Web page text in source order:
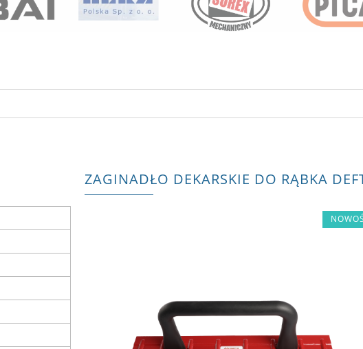
ZAGINADŁO DEKARSKIE DO RĄBKA